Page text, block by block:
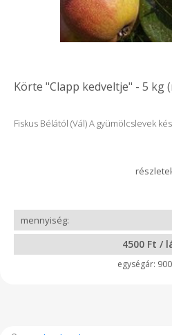
Körte "Clapp kedveltje" - 5 kg
Fiskus Bélától (Vál) A gyümölcslevek
4500 Ft /